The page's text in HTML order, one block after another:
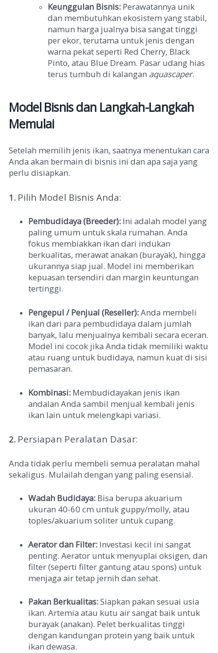
Keunggulan Bisnis: Perawatannya unik
dan membutuhkan ekosistem yang stabil,
namun harga jualnya bisa sangat tinggi
per ekor, terutama untuk jenis dengan
warna pekat seperti Red Cherry, Black
Pinto, atau Blue Dream. Pasar udang hias
terus tumbuh di kalangan aquascaper.
Model Bisnis dan Langkah-Langkah
Memulai
Setelah memilih jenis ikan, saatnya menentukan cara
Anda akan bermain di bisnis ini dan apa saja yang
perlu disiapkan.
1. Pilih Model Bisnis Anda:
Pembudidaya (Breeder): Ini adalah model yang
paling umum untuk skala rumahan. Anda
fokus membiakkan ikan dari indukan
berkualitas, merawat anakan (burayak), hingga
ukurannya siap jual. Model ini memberikan
kepuasan tersendiri dan margin keuntungan
tertinggi.
Pengepul / Penjual (Reseller):Anda membeli
ikan dari para pembudidaya dalam jumlah
banyak, lalu menjualnya kembali secara eceran.
Model ini cocok jika Anda tidak memiliki waktu
atau ruang untuk budidaya, namun kuat di sisi
pemasaran.
Kombinasi: Membudidayakan jenis ikan
andalan Anda sambil menjual kembali jenis
ikan lain untuk melengkapi variasi.
2. Persiapan Peralatan Dasar:
Anda tidak perlu membeli semua peralatan mahal
sekaligus. Mulailah dengan yang paling esensial.
Wadah Budidaya: Bisa berupa akuarium
ukuran 40-60 cm untuk guppy/molly, atau
toples/akuarium soliter untuk cupang.
Aerator dan Filter: Investasi kecil ini sangat
penting. Aerator untuk menyuplai oksigen, dan
filter (seperti filter gantung atau spons) untuk
menjaga air tetap jernih dan sehat.
Pakan Berkualitas:Siapkan pakan sesuai usia
ikan. Artemia atau kutu air sangat baik untuk
burayak (anakan). Pelet berkualitas tinggi
dengan kandungan protein yang baik untuk
ikan dewasa.